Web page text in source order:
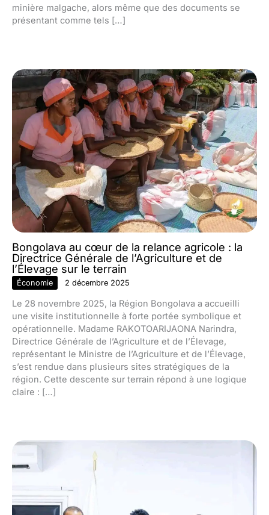
minière malgache, alors même que des documents se
présentant comme tels […]
Bongolava au cœur de la relance agricole : la
Directrice Générale de l’Agriculture et de
l’Élevage sur le terrain
Économie 2 décembre 2025
Le 28 novembre 2025, la Région Bongolava a accueilli
une visite institutionnelle à forte portée symbolique et
opérationnelle. Madame RAKOTOARIJAONA Narindra,
Directrice Générale de l’Agriculture et de l’Élevage,
représentant le Ministre de l’Agriculture et de l’Élevage,
s’est rendue dans plusieurs sites stratégiques de la
région. Cette descente sur terrain répond à une logique
claire : […]